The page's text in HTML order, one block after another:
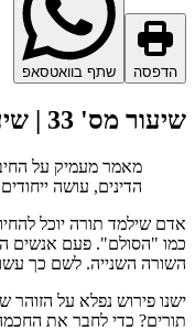
הדפסה שתף בוואטסאפ
שיעור מס' 33 | שיעורי הבוקר בישיבה בוקר יום שני פר' מסעי כ"ו תמוז תשנ"ה,
מאמר מעמיק על
הדינים, עושה
אדם שילמד תורה יוכל
כמו "הסולם". פעם אנשים
השורה השנייה. לשם כך עשו
ישנו פירוש נפלא על
תורים? כדי לחבר את